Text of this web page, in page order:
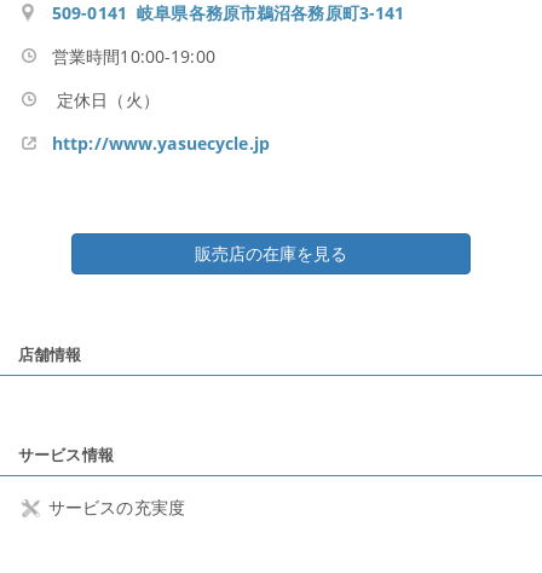
509-0141 岐阜県各務原市鵜沼各務原町3-141
営業時間10:00-19:00
定休日（火）
http://www.yasuecycle.jp
販売店の在庫を見る
店舗情報
サービス情報
サービスの充実度